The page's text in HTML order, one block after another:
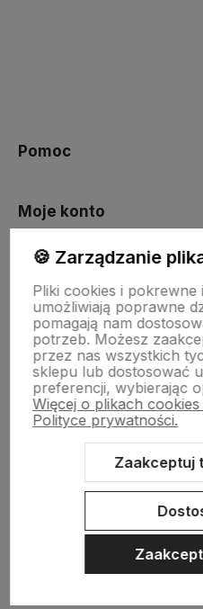
Pomoc
Moje konto
Płatności i dostawa
Informacje
O nas
Sklep internetowy Shoper.pl
🍪 Zarządzanie
Pliki cookies i pokrewne
umożliwiają poprawne
pomagają nam
potrzeb. Możesz
przez nas wszystkich
sklepu lub dostosować
preferencji, wybierając
Więcej o plikach
Polityce prywatności.
Zaakceptuj